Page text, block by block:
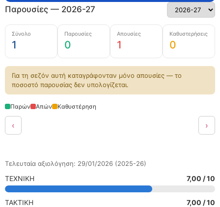
Παρουσίες — 2026-27
Σύνολο
1
Παρουσίες
0
Απουσίες
1
Καθυστερήσεις
0
Για τη σεζόν αυτή καταγράφονταν μόνο απουσίες — το
ποσοστό παρουσίας δεν υπολογίζεται.
Παρών Απών Καθυστέρηση
‹ ›
Τελευταία αξιολόγηση: 29/01/2026 (2025-26)
ΤΕΧΝΙΚΗ 7,00 / 10
ΤΑΚΤΙΚΗ 7,00 / 10